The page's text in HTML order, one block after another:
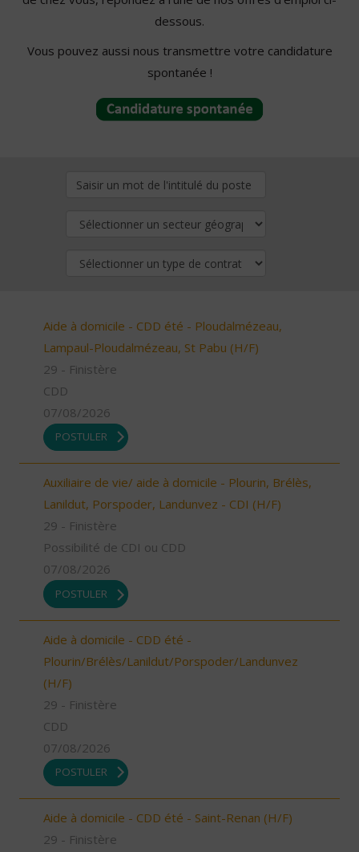
dessous.
Vous pouvez aussi nous transmettre votre candidature
spontanée !
Aide à domicile - CDD été - Ploudalmézeau,
Lampaul-Ploudalmézeau, St Pabu (H/F)
29 - Finistère
CDD
07/08/2026
POSTULER
Auxiliaire de vie/ aide à domicile - Plourin, Brélès,
Lanildut, Porspoder, Landunvez - CDI (H/F)
29 - Finistère
Possibilité de CDI ou CDD
07/08/2026
POSTULER
Aide à domicile - CDD été -
Plourin/Brélès/Lanildut/Porspoder/Landunvez
(H/F)
29 - Finistère
CDD
07/08/2026
POSTULER
Aide à domicile - CDD été - Saint-Renan (H/F)
29 - Finistère